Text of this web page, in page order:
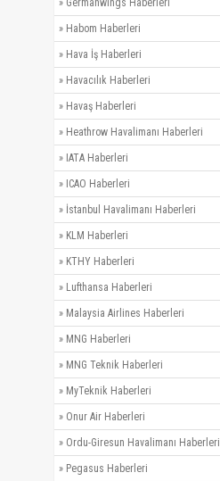
» Habom Haberleri
» Hava İş Haberleri
» Havacılık Haberleri
» Havaş Haberleri
» Heathrow Havalimanı Haberleri
» IATA Haberleri
» ICAO Haberleri
» İstanbul Havalimanı Haberleri
» KLM Haberleri
» KTHY Haberleri
» Lufthansa Haberleri
» Malaysia Airlines Haberleri
» MNG Haberleri
» MNG Teknik Haberleri
» MyTeknik Haberleri
» Onur Air Haberleri
» Ordu-Giresun Havalimanı Haberleri
» Pegasus Haberleri